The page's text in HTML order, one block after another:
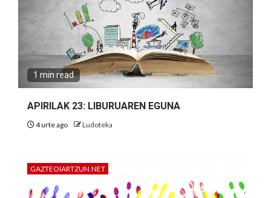
1 min read
APIRILAK 23: LIBURUAREN EGUNA
4 urte ago Ludoteka
GAZTEOIARTZUN.NET